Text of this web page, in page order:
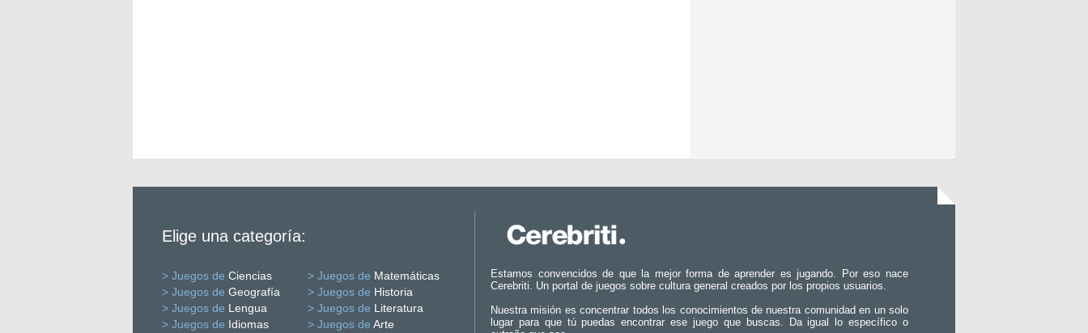
Elige una categoría:
> Juegos de Ciencias > Juegos de Matemáticas
> Juegos de Geografía > Juegos de Historia
> Juegos de Lengua > Juegos de Literatura
> Juegos de Idiomas > Juegos de Arte
Estamos convencidos de que la mejor forma de aprender es jugando. Por eso nace
Cerebriti. Un portal de juegos sobre cultura general creados por los propios usuarios.
Nuestra misión es concentrar todos los conocimientos de nuestra comunidad en un solo
lugar para que tú puedas encontrar ese juego que buscas. Da igual lo específico o